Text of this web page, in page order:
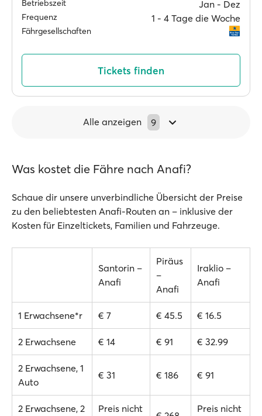
Betriebszeit Jan ‐ Dez
Frequenz 1 ‐ 4 Tage die Woche
Fährgesellschaften
Tickets finden
Alle anzeigen 9
Was kostet die Fähre nach Anafi?
Schaue dir unsere unverbindliche Übersicht der Preise
zu den beliebtesten Anafi-Routen an – inklusive der
Kosten für Einzeltickets, Familien und Fahrzeuge.
Santorin –
Anafi
Piräus
–
Anafi
Iraklio –
Anafi
1 Erwachsene*r € 7 € 45.5 € 16.5
2 Erwachsene € 14 € 91 € 32.99
2 Erwachsene, 1
Auto
€ 31 € 186 € 91
2 Erwachsene, 2 Preis nicht Preis nicht